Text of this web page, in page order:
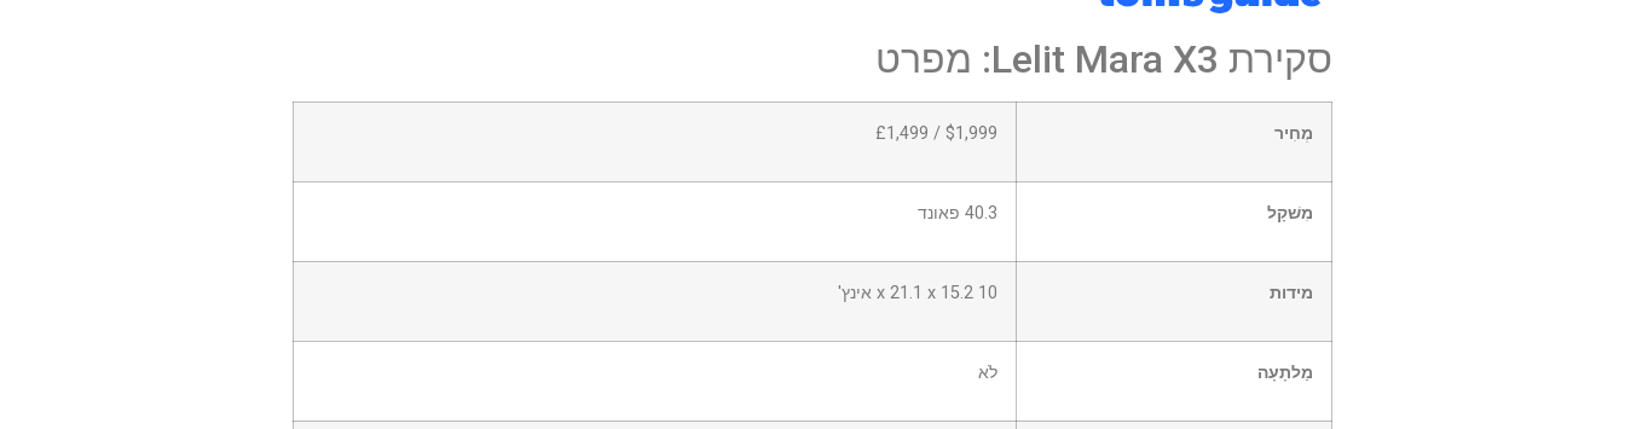
סקירת Lelit Mara X3: מפרט
מְחִיר $1,999 / £1,499
מִשׁקָל 40.3 פאונד
מידות 10 x 21.1 x 15.2 אינץ'
מַלתָעָה לֹא